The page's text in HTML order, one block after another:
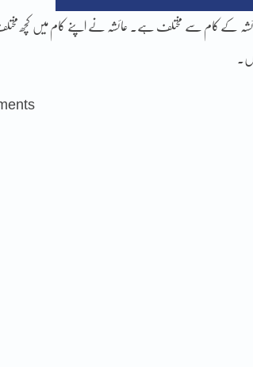
عائشہ کے کام سے مختلف ہے۔ عائشہ نے اپنے کام میں کچھ